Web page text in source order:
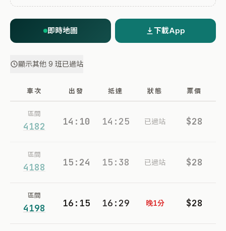
即時地圖 下載App
顯示其他 9 班已過站
車次 出發 抵達 狀態 票價
區間
4182 14:10 14:25 已過站 $28
區間
4188 15:24 15:38 已過站 $28
區間
4198 16:15 16:29 晚1分 $28